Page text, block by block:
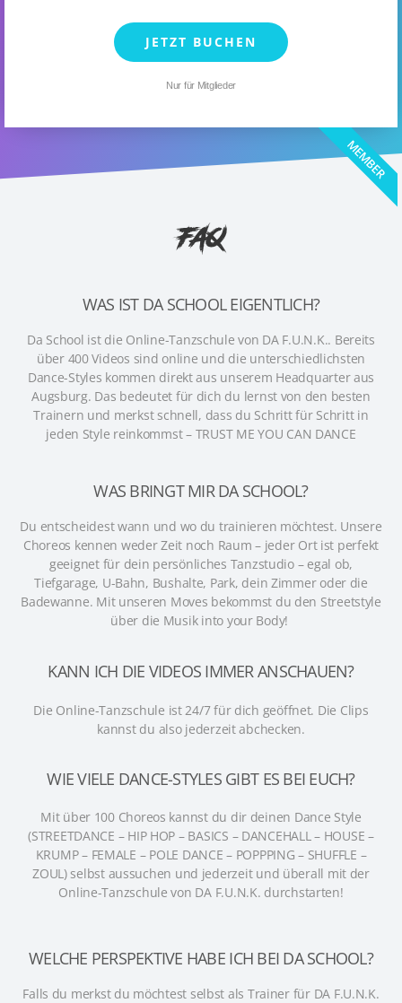
JETZT BUCHEN
Nur für Mitglieder
MEMBER
FAQ
WAS IST DA SCHOOL EIGENTLICH?
Da School ist die Online-Tanzschule von DA F.U.N.K.. Bereits
über 400 Videos sind online und die unterschiedlichsten
Dance-Styles kommen direkt aus unserem Headquarter aus
Augsburg. Das bedeutet für dich du lernst von den besten
Trainern und merkst schnell, dass du Schritt für Schritt in
jeden Style reinkommst – TRUST ME YOU CAN DANCE
WAS BRINGT MIR DA SCHOOL?
Du entscheidest wann und wo du trainieren möchtest. Unsere
Choreos kennen weder Zeit noch Raum – jeder Ort ist perfekt
geeignet für dein persönliches Tanzstudio – egal ob,
Tiefgarage, U-Bahn, Bushalte, Park, dein Zimmer oder die
Badewanne. Mit unseren Moves bekommst du den Streetstyle
über die Musik into your Body!
KANN ICH DIE VIDEOS IMMER ANSCHAUEN?
Die Online-Tanzschule ist 24/7 für dich geöffnet. Die Clips
kannst du also jederzeit abchecken.
WIE VIELE DANCE-STYLES GIBT ES BEI EUCH?
Mit über 100 Choreos kannst du dir deinen Dance Style
(STREETDANCE – HIP HOP – BASICS – DANCEHALL – HOUSE –
KRUMP – FEMALE – POLE DANCE – POPPPING – SHUFFLE –
ZOUL) selbst aussuchen und jederzeit und überall mit der
Online-Tanzschule von DA F.U.N.K. durchstarten!
WELCHE PERSPEKTIVE HABE ICH BEI DA SCHOOL?
Falls du merkst du möchtest selbst als Trainer für DA F.U.N.K.